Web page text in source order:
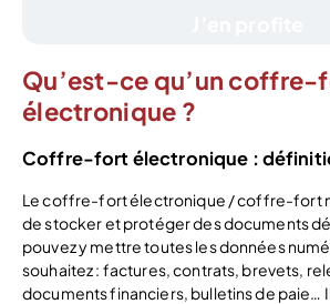
Qu’est-ce qu’un coffre-
électronique ?
Coffre-fort électronique :
Le coffre-fort électronique / coffre-fort
de stocker et protéger des documents
pouvez y mettre toutes les données
souhaitez : factures, contrats, brevets,
documents financiers, bulletins de paie…